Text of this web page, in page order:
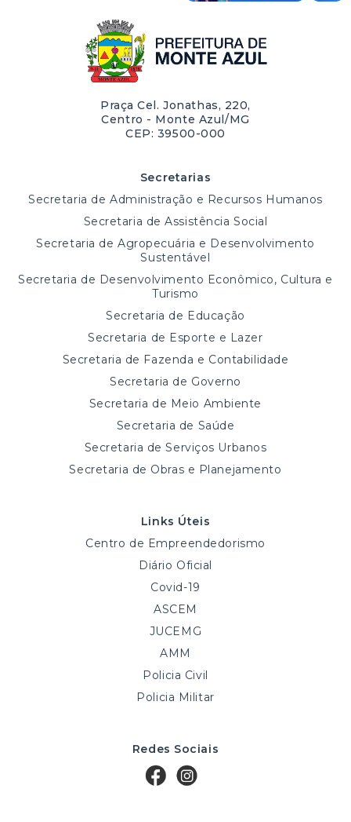
Praça Cel. Jonathas, 220,
Centro - Monte Azul/MG
CEP: 39500-000
Secretarias
Secretaria de Administração e Recursos Humanos
Secretaria de Assistência Social
Secretaria de Agropecuária e Desenvolvimento
Sustentável
Secretaria de Desenvolvimento Econômico, Cultura e
Turismo
Secretaria de Educação
Secretaria de Esporte e Lazer
Secretaria de Fazenda e Contabilidade
Secretaria de Governo
Secretaria de Meio Ambiente
Secretaria de Saúde
Secretaria de Serviços Urbanos
Secretaria de Obras e Planejamento
Links Úteis
Centro de Empreendedorismo
Diário Oficial
Covid-19
ASCEM
JUCEMG
AMM
Policia Civil
Policia Militar
Redes Sociais